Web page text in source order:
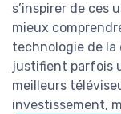
s’inspirer de ces
mieux
technologie de la
justifient parfois
meilleurs
investissement,